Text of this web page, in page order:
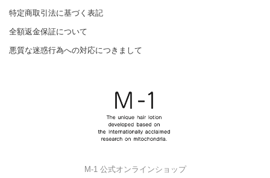
特定商取引法に基づく表記
全額返金保証について
悪質な迷惑行為への対応につきまして
M-1 公式オンラインショップ